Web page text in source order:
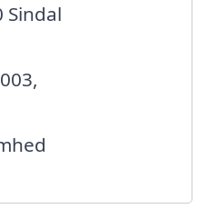
Sindal